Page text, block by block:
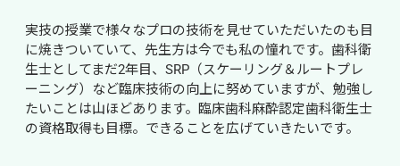
実技の授業で様々なプロの技術を見せていただいたのも目
に焼きついていて、先生方は今でも私の憧れです。歯科衛
生士としてまだ2年目、SRP（スケーリング＆ルートプレ
ーニング）など臨床技術の向上に努めていますが、勉強し
たいことは山ほどあります。臨床歯科麻酔認定歯科衛生士
の資格取得も目標。できることを広げていきたいです。